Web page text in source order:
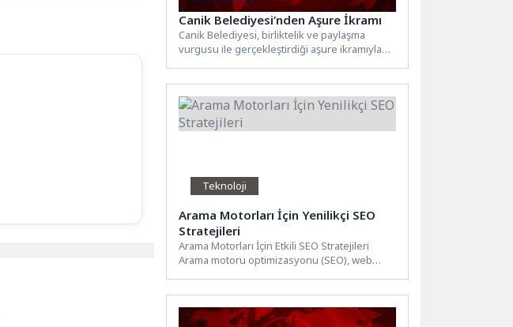
Canik Belediyesi’nden Aşure İkramı
Canik Belediyesi, birliktelik ve paylaşma
vurgusu ile gerçekleştirdiği aşure ikramıyla
Teknoloji
Arama Motorları İçin Yenilikçi SEO
Stratejileri
Arama Motorları İçin Etkili SEO Stratejileri
Arama motoru optimizasyonu (SEO), web